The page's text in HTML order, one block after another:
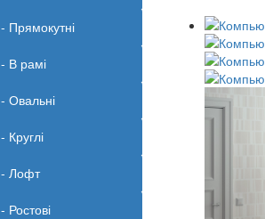
- Прямокутні
- В рамі
- Овальні
- Круглі
- Лофт
- Ростові